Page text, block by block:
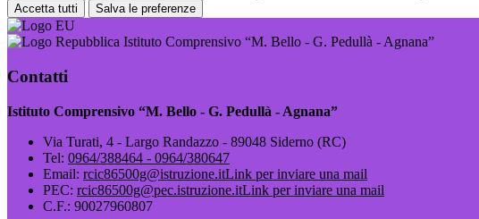
Accetta tutti Salva le preferenze
Istituto Comprensivo “M. Bello - G. Pedullà - Agnana”
Contatti
Istituto Comprensivo “M. Bello - G. Pedullà - Agnana”
Via Turati, 4 - Largo Randazzo - 89048 Siderno (RC)
Tel: 0964/388464 - 0964/380647
Email: rcic86500g@istruzione.itLink per inviare una mail
PEC: rcic86500g@pec.istruzione.itLink per inviare una mail
C.F.: 90027960807